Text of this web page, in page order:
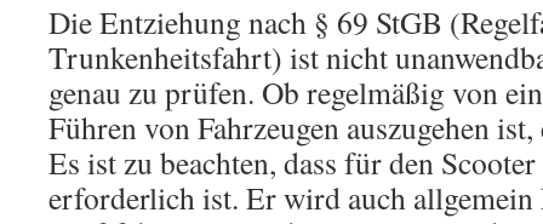
Die Entziehung nach § 69 StGB
Trunkenheitsfahrt) ist nicht
genau zu prüfen. Ob regelmäßig von
Führen von Fahrzeugen auszugehen
Es ist zu beachten, dass für den
erforderlich ist. Er wird auch allgemein